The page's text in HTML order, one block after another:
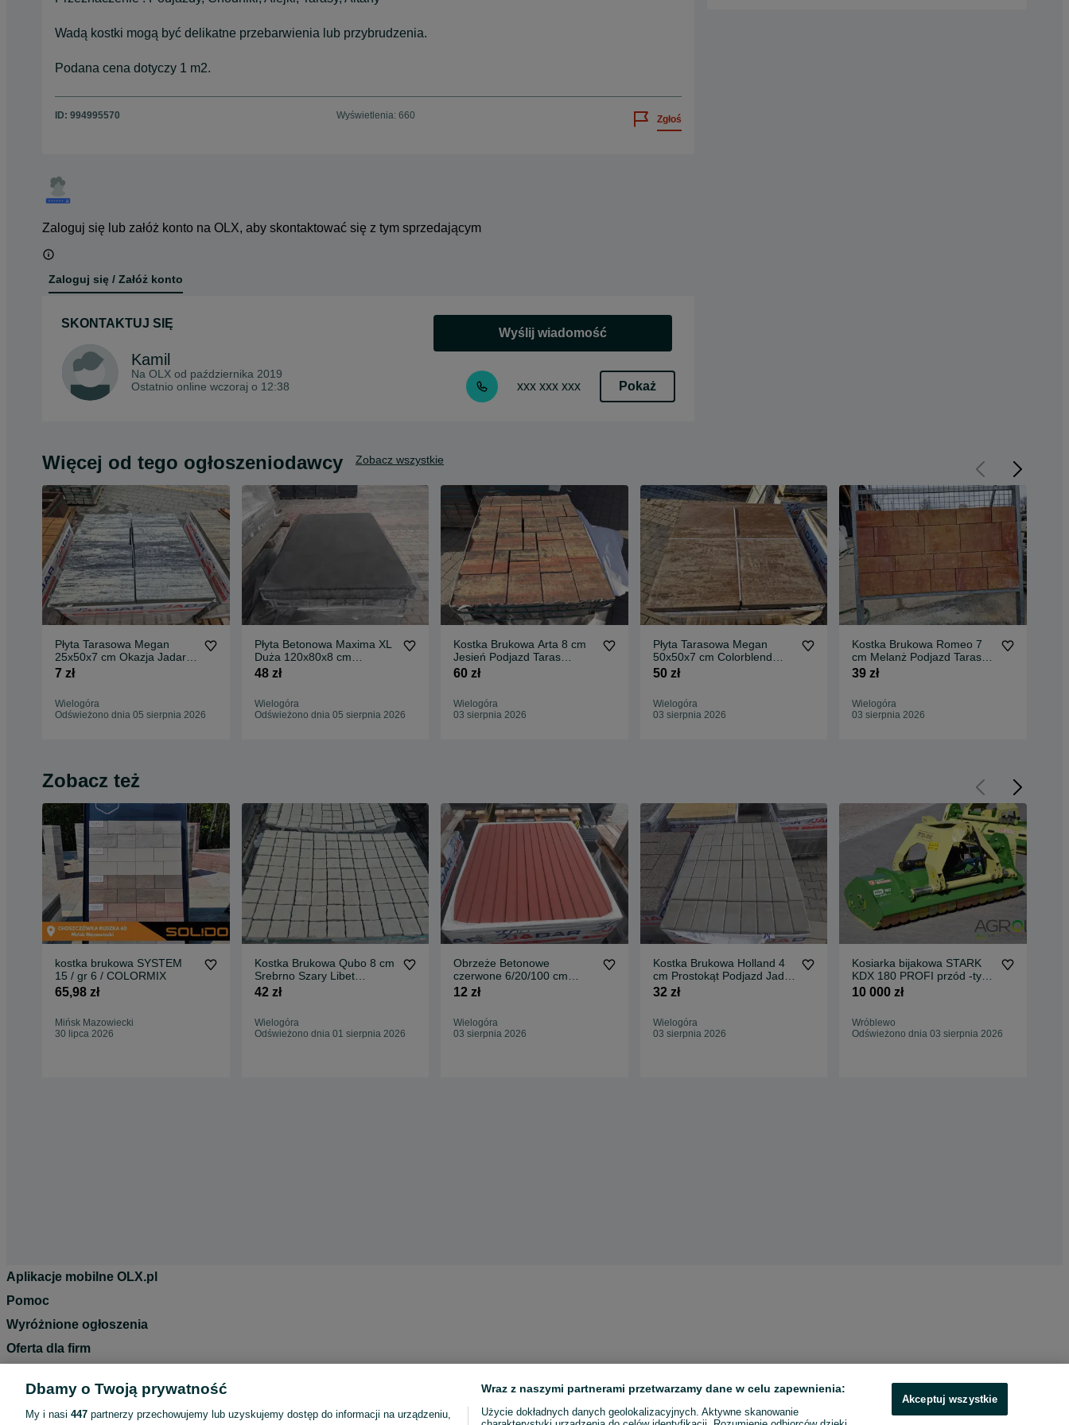
Wadą kostki mogą być delikatne przebarwienia lub przybrudzenia.
Podana cena dotyczy 1 m2.
ID: 994995570 Wyświetlenia: 660 Zgłoś
Zaloguj się lub załóż konto na OLX, aby skontaktować się z tym sprzedającym
Zaloguj się / Załóż konto
SKONTAKTUJ SIĘ
Kamil
Na OLX od października 2019
Ostatnio online wczoraj o 12:38
Wyślij wiadomość
xxx xxx xxx Pokaż
Więcej od tego ogłoszeniodawcy Zobacz wszystkie
Płyta Tarasowa Megan
25x50x7 cm Okazja Jadar
Chodnik Ścieżki Tarasy
7 zł
Wielogóra
Odświeżono dnia 05 sierpnia 2026
Płyta Betonowa Maxima XL
Duża 120x80x8 cm
Antracytowy, Kwarcytowy
48 zł
Wielogóra
Odświeżono dnia 05 sierpnia 2026
Kostka Brukowa Arta 8 cm
Jesień Podjazd Taras
Okazja
60 zł
Wielogóra
03 sierpnia 2026
Płyta Tarasowa Megan
50x50x7 cm Colorblend
PROMOCJA Jadar HIT !
50 zł
Wielogóra
03 sierpnia 2026
Kostka Brukowa Romeo 7
cm Melanż Podjazd Taras
Promocja !
39 zł
Wielogóra
03 sierpnia 2026
Zobacz też
kostka brukowa SYSTEM
15 / gr 6 / COLORMIX
65,98 zł
Mińsk Mazowiecki
30 lipca 2026
Kostka Brukowa Qubo 8 cm
Srebrno Szary Libet
Klasyczna Podjazd
42 zł
Wielogóra
Odświeżono dnia 01 sierpnia 2026
Obrzeże Betonowe
czerwone 6/20/100 cm
Jadar Krawężnik
12 zł
Wielogóra
03 sierpnia 2026
Kostka Brukowa Holland 4
cm Prostokąt Podjazd Jadar
Promocja
32 zł
Wielogóra
03 sierpnia 2026
Kosiarka bijakowa STARK
KDX 180 PROFI przód -tył ,
1,8m ,od 60KM
10 000 zł
Wróblewo
Odświeżono dnia 03 sierpnia 2026
Aplikacje mobilne OLX.pl
Pomoc
Wyróżnione ogłoszenia
Oferta dla firm
Regulamin
Polityka prywatności
Dbamy o Twoją prywatność
My i nasi 447 partnerzy przechowujemy lub uzyskujemy dostęp do informacji na urządzeniu,
Wraz z naszymi partnerami przetwarzamy dane w celu zapewnienia:
Użycie dokładnych danych geolokalizacyjnych. Aktywne skanowanie
Akceptuj wszystkie